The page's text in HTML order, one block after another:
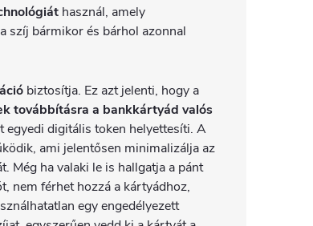
használ, amely
szíj bármikor és bárhol azonnal
biztosítja. Ez azt jelenti, hogy a
továbbításra a bankkártyád valós
egyedi digitális token helyettesíti. A
ami jelentősen minimalizálja az
Még ha valaki le is hallgatja a pánt
nem férhet hozzá a kártyádhoz,
egy engedélyezett